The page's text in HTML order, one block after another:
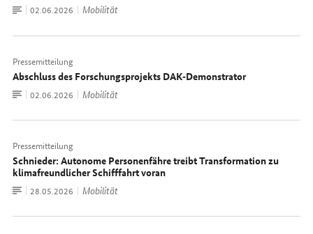
Zum
Dokument
Datum:
02.06.2026 Mobilität
Pressemitteilung
Abschluss des Forschungsprojekts DAK‑Demonstrator
Zum
Dokument
Datum:
02.06.2026 Mobilität
Pressemitteilung
Schnieder: Autonome Personenfähre treibt Transforma­tion zu
klimafreundlicher Schifffahrt voran
Zum
Dokument
Datum:
28.05.2026 Mobilität